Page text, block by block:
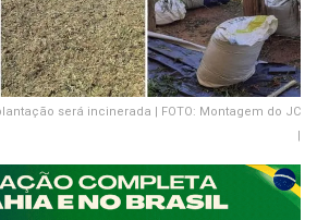
será incinerada | FOTO: Montagem do JC
|